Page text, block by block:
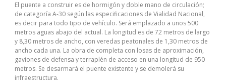
El puente a construir es de hormigón y doble mano de circulación;
de categoría A-30 según las especificaciones de Vialidad Nacional,
es decir para todo tipo de vehículo. Será emplazado a unos 500
metros aguas abajo del actual. La longitud es de 72 metros de largo
y 8,30 metros de ancho, con veredas peatonales de 1,30 metros de
ancho cada una. La obra de completa con losas de aproximación,
gaviones de defensa y terraplén de acceso en una longitud de 950
metros. Se desarmará el puente existente y se demolerá su
infraestructura.